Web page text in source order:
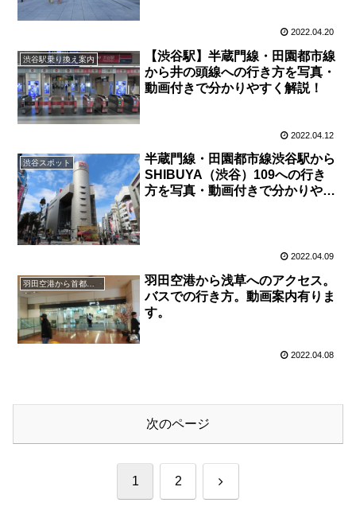
2022.04.20
渋谷駅乗り換え案内
【渋谷駅】半蔵門線・田園都市線
から井の頭線への行き方を写真・
動画付きで分かりやすく解説！
2022.04.12
渋谷スポット
半蔵門線・田園都市線渋谷駅から
SHIBUYA（渋谷）109への行き
方を写真・動画付きで分かりやす
2022.04.09
羽田空港から首都圏人気観光地
羽田空港から浅草へのアクセス。
バスでの行き方。動画案内有りま
す。
2022.04.08
次のページ
1 2 次